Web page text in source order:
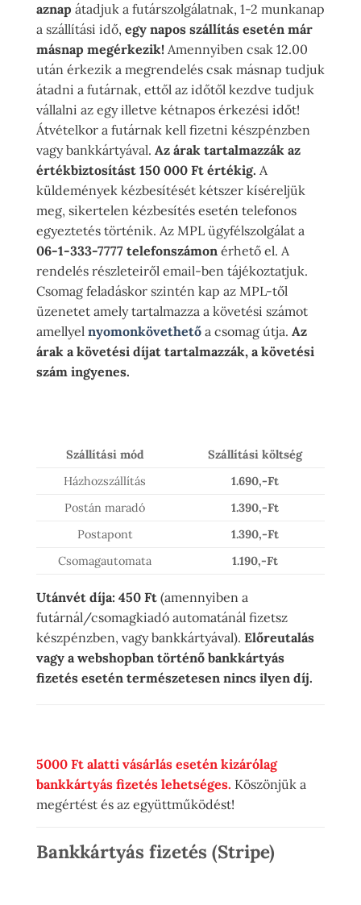
aznap átadjuk a futárszolgálatnak, 1-2 munkanap
a szállítási idő, egy napos szállítás esetén már
másnap megérkezik! Amennyiben csak 12.00
után érkezik a megrendelés csak másnap tudjuk
átadni a futárnak, ettől az időtől kezdve tudjuk
vállalni az egy illetve kétnapos érkezési időt!
Átvételkor a futárnak kell fizetni készpénzben
vagy bankkártyával. Az árak tartalmazzák az
értékbiztosítást 150 000 Ft értékig. A
küldemények kézbesítését kétszer kíséreljük
meg, sikertelen kézbesítés esetén telefonos
egyeztetés történik. Az MPL ügyfélszolgálat a
06-1-333-7777 telefonszámonérhető el. A
rendelés részleteiről email-ben tájékoztatjuk.
Csomag feladáskor szintén kap az MPL-től
üzenetet amely tartalmazza a követési számot
amellyel nyomonkövethetőa csomag útja. Az
árak a követési díjat tartalmazzák, a követési
szám ingyenes.
Szállítási mód
Szállítási költség
Házhozszállítás
1.690,-Ft
Postán maradó
1.390,-Ft
Postapont
1.390,-Ft
Csomagautomata
1.190,-Ft
Utánvét díja: 450 Ft (amennyiben a
futárnál/csomagkiadó automatánál fizetsz
készpénzben, vagy bankkártyával). Előreutalás
vagy a webshopban történő bankkártyás
fizetés esetén természetesen nincs ilyen díj.
5000 Ft alatti vásárlás esetén kizárólag
bankkártyás fizetés lehetséges. Köszönjük a
megértést és az együttműködést!
Bankkártyás fizetés (Stripe)